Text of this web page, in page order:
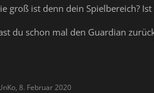
groß ist denn dein Spielbereich?
du schon mal den Guardian
, 8. Februar 2020